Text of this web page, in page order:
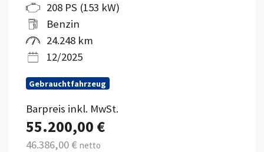
208 PS (153 kW)
Benzin
24.248 km
12/2025
Gebrauchtfahrzeug
Barpreis inkl. MwSt.
55.200,00 €
46.386,00 € netto